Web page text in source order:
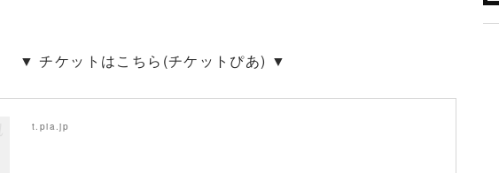
▼ チケットはこちら(チケットぴあ) ▼
t.pia.jp